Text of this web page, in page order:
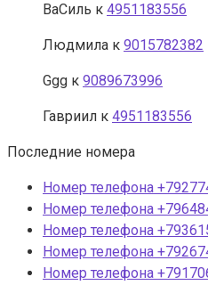
ВаСиль к 4951183556
Людмила к 9015782382
Ggg к 9089673996
Гавриил к 4951183556
Последние номера
Номер телефона
Номер телефона
Номер телефона
Номер телефона
Номер телефона